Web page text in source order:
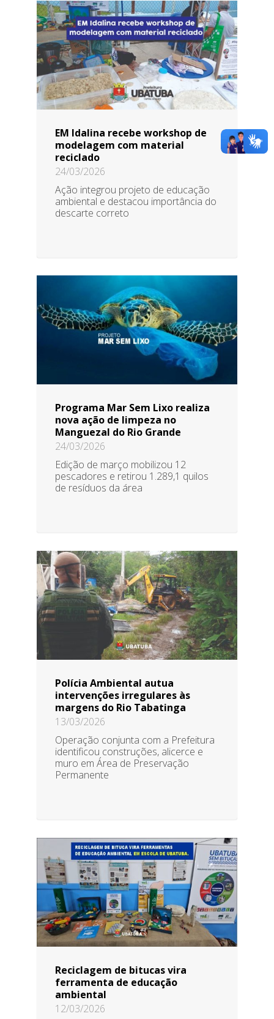
EM Idalina recebe workshop de
modelagem com material
reciclado
24/03/2026
Ação integrou projeto de educação
ambiental e destacou importância do
descarte correto
Programa Mar Sem Lixo realiza
nova ação de limpeza no
Manguezal do Rio Grande
24/03/2026
Edição de março mobilizou 12
pescadores e retirou 1.289,1 quilos
de resíduos da área
Polícia Ambiental autua
intervenções irregulares às
margens do Rio Tabatinga
13/03/2026
Operação conjunta com a Prefeitura
identificou construções, alicerce e
muro em Área de Preservação
Permanente
Reciclagem de bitucas vira
ferramenta de educação
ambiental
12/03/2026